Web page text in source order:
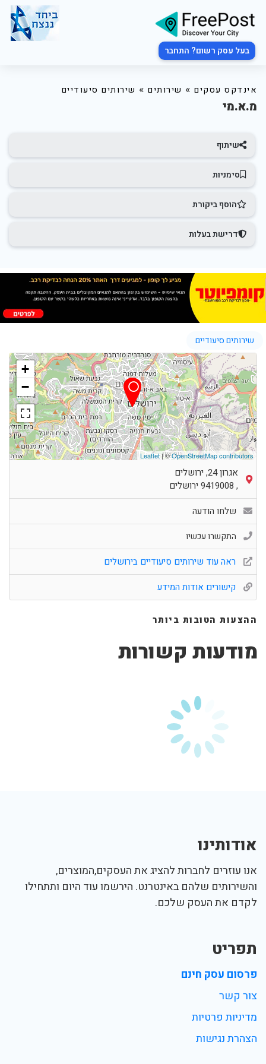
בעל עסק רשום? התחבר
אינדקס עסקים » שירותים » שירותים סיעודיים
מ.א.מי
שיתוף
סימניות
הוסף ביקורת
דרישת בעלות
שירותים סיעודיים
+
−
Leaflet| ©OpenStreetMap contributors
אגרון 24, ירושלים
,
9419008 ירושלים
שלחו הודעה
התקשרו עכשיו
ראה עוד שירותים סיעודיים בירושלים
קישורים אודות המידע
ההצעות הטובות ביותר
מודעות קשורות
אודותינו
אנו עוזרים לחברות להציג את העסקים,המוצרים,
והשירותים שלהם באינטרנט. הירשמו עוד היום ותתחילו
לקדם את העסק שלכם.
תפריט
פרסום עסק חינם
צור קשר
מדיניות פרטיות
הצהרת נגישות